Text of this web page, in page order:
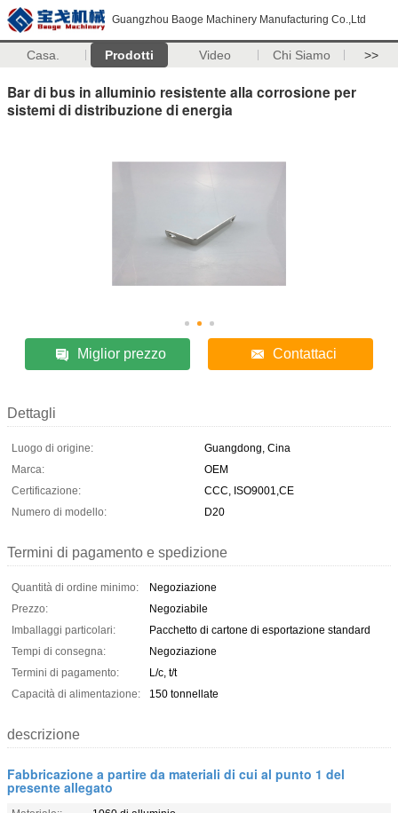
Guangzhou Baoge Machinery Manufacturing Co.,Ltd
Casa. Prodotti Video Chi Siamo >>
Bar di bus in alluminio resistente alla corrosione per
sistemi di distribuzione di energia
Miglior prezzo Contattaci
Dettagli
Luogo di origine:
Guangdong, Cina
Marca:
OEM
Certificazione:
CCC, ISO9001,CE
Numero di modello:
D20
Termini di pagamento e spedizione
Quantità di ordine minimo:
Negoziazione
Prezzo:
Negoziabile
Imballaggi particolari:
Pacchetto di cartone di esportazione standard
Tempi di consegna:
Negoziazione
Termini di pagamento:
L/c, t/t
Capacità di alimentazione:
150 tonnellate
descrizione
Fabbricazione a partire da materiali di cui al punto 1 del
presente allegato